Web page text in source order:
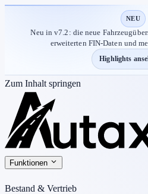
NEU
Neu in v7.2: die neue
erweiterten FIN-Daten und
Highlights
Zum Inhalt springen
Funktionen
Bestand & Vertrieb